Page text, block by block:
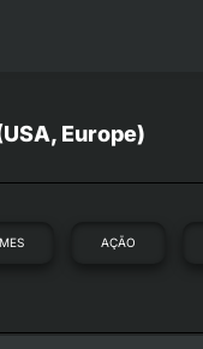
Europe)
AÇÃO